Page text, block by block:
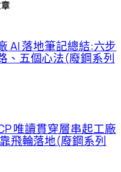
AI 落地筆記總結:六步
、五個心法(廢鋼系列
唯讀貫穿層串起工廠
飛輪落地(廢鋼系列